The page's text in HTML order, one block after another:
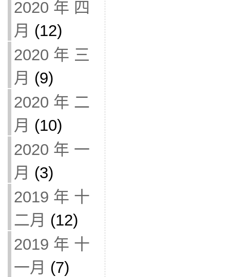
2020 年 四
月 (12)
2020 年 三
月 (9)
2020 年 二
月 (10)
2020 年 一
月 (3)
2019 年 十
二月 (12)
2019 年 十
一月 (7)